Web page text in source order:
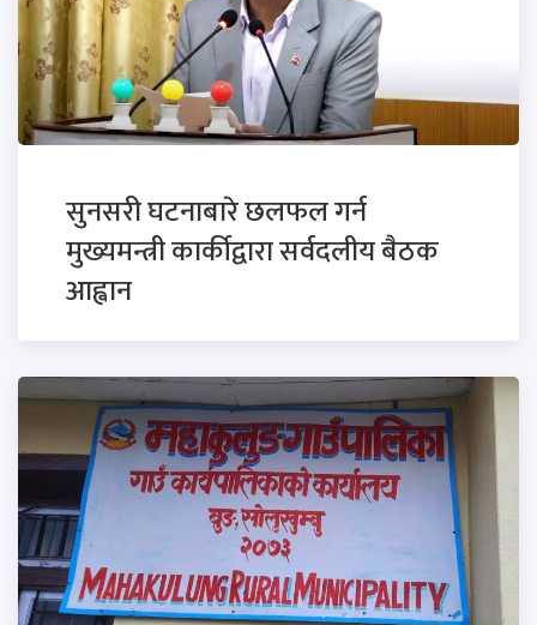
सुनसरी घटनाबारे छलफल गर्न
मुख्यमन्त्री कार्कीद्वारा सर्वदलीय बैठक
आह्वान